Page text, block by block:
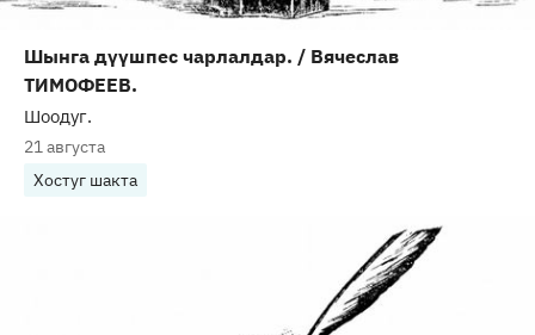
Шынга дүүшпес чарлалдар. / Вячеслав
ТИМОФЕЕВ.
Шоодуг.
21 августа
Хостуг шакта